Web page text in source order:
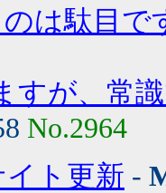
は駄目で
すが、常
No.2964
ト更新 -